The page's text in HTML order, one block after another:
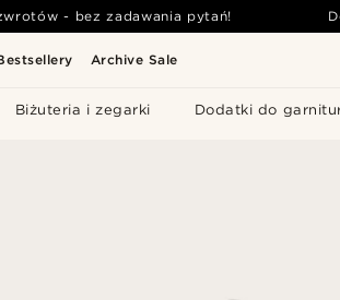
Archive Sale
Biżuteria i zegarki Dodatki do
- bez zadawania pytań!